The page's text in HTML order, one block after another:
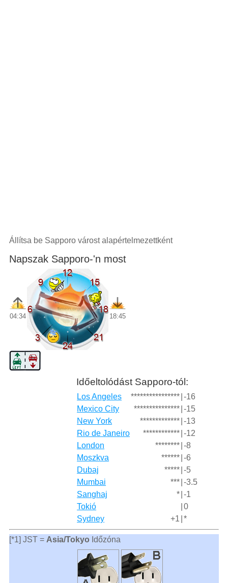
Állítsa be Sapporo várost alapértelmezettként
Napszak Sapporo-'n most
04:34 18:45
Időeltolódást Sapporo-tól:
Los Angeles **************** -16
Mexico City
*************** -15
New York
************* -13
Rio de Janeiro
************ -12
London
******** -8
Moszkva
****** -6
Dubaj
***** -5
Mumbai
*** -3.5
Sanghaj
* -1
Tokió
0
Sydney
+1 *
[*1] JST = Asia/Tokyo Időzóna